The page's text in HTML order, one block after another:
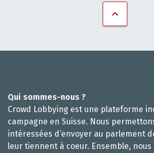
Qui sommes-nous ?
Crowd Lobbying est une plateforme
campagne en Suisse. Nous
intéressées d’envoyer au parlement
leur tiennent à coeur. Ensemble, nous